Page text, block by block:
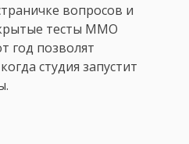
вопросов и
тесты MMO
год позволят
студия запустит